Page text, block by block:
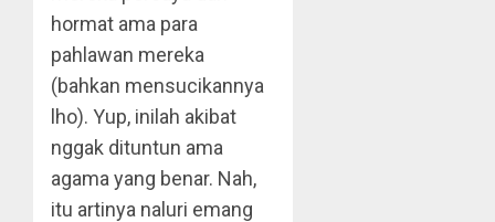
hormat ama para
pahlawan mereka
(bahkan mensucikannya
lho). Yup, inilah akibat
nggak dituntun ama
agama yang benar. Nah,
itu artinya naluri emang